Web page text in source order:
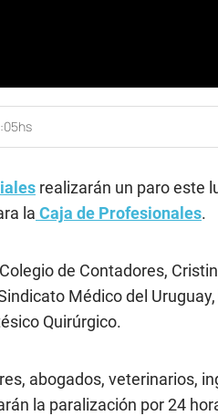
realizarán un paro este
la Caja de Profesionales.
de Contadores,
Médico del
Quirúrgico.
abogados, veterinarios,
la paralización por 24